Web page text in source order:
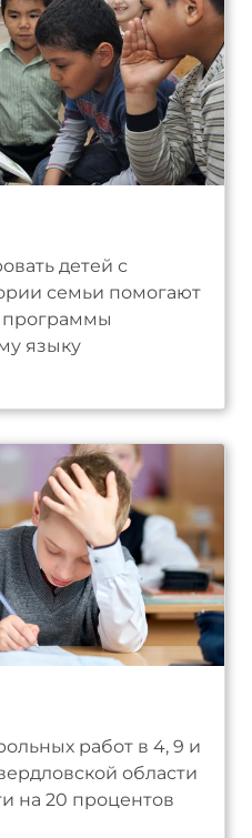
детей с
семьи помогают
программы
языку
работ в 4, 9 и
области
на 20 процентов